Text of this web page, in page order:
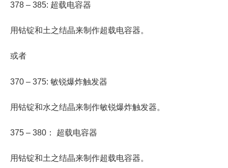
378 – 385: 超载电容器
用钴锭和土之结晶来制作超载电容器。
或者
370 – 375: 敏锐爆炸触发器
用钴锭和水之结晶来制作敏锐爆炸触发器。
375 – 380： 超载电容器
用钴锭和土之结晶来制作超载电容器。